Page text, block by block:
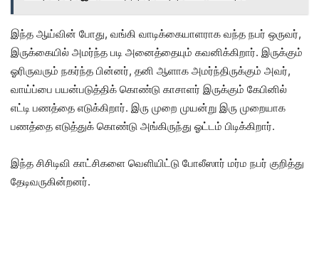
இந்த ஆய்வின் போது, வங்கி வாடிக்கையாளராக வந்த நபர் ஒருவர்,
இருக்கையில் அமர்ந்த படி அனைத்தையும் கவனிக்கிறார். இருக்கும்
ஓரிருவரும் நகர்ந்த பின்னர், தனி ஆளாக அமர்ந்திருக்கும் அவர்,
வாய்ப்பை பயன்படுத்திக் கொண்டு காசாளர் இருக்கும் கேபினில்
எட்டி பணத்தை எடுக்கிறார். இரு முறை முயன்று இரு முறையாக
பணத்தை எடுத்துக் கொண்டு அங்கிருந்து ஓட்டம் பிடிக்கிறார்.
இந்த சிசிடிவி காட்சிகளை வெளியிட்டு போலீஸார் மர்ம நபர் குறித்து
தேடிவருகின்றனர்.